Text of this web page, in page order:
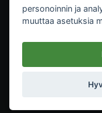
Mediakortti
Metsätrans-Lehti
2026
personoinnin ja
muuttaa asetuksia